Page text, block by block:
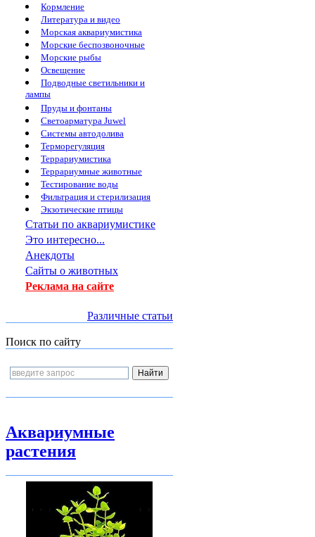
Кормление
Литература и видео
Морская аквариумистика
Морские беспозвоночные
Морские рыбы
Освещение
Подводные светильники и
лампы
Пруды и фонтаны
Светоарматура Juwel
Системы автодолива
Терморегуляция
Террариумистика
Террариумные животные
Тестирование воды
Фильтрация и стерилизация
Экзотические птицы
Статьи по аквариумистике
Это интересно...
Анекдоты
Сайты о животных
Реклама на сайте
Различные статьи
Поиск по сайту
Аквариумные
растения